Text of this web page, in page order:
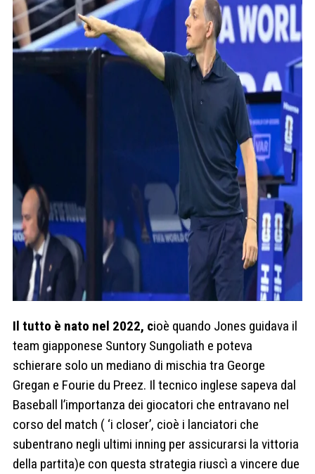
Il tutto è nato nel 2022, cioè quando Jones guidava il
team giapponese Suntory Sungoliath e poteva
schierare solo un mediano di mischia tra George
Gregan e Fourie du Preez. Il tecnico inglese sapeva dal
Baseball l’importanza dei giocatori che entravano nel
corso del match ( ‘i closer’, cioè i lanciatori che
subentrano negli ultimi inning per assicurarsi la vittoria
della partita)e con questa strategia riuscì a vincere due